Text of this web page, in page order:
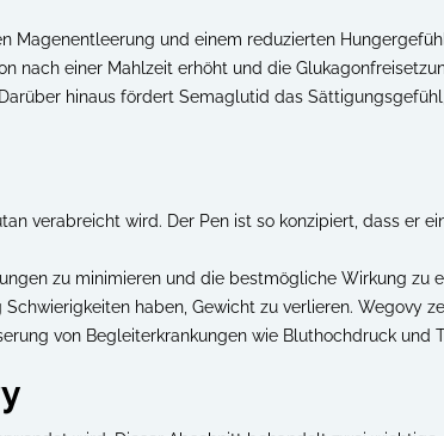
Magenentleerung und einem reduzierten
nach einer Mahlzeit erhöht und die
hinaus fördert Semaglutid das
verabreicht wird. Der Pen ist so konzipiert, dass er
zu minimieren und die bestmögliche Wirkung zu
haben, Gewicht zu verlieren. Wegovy
von Begleiterkrankungen wie Bluthochdruck und